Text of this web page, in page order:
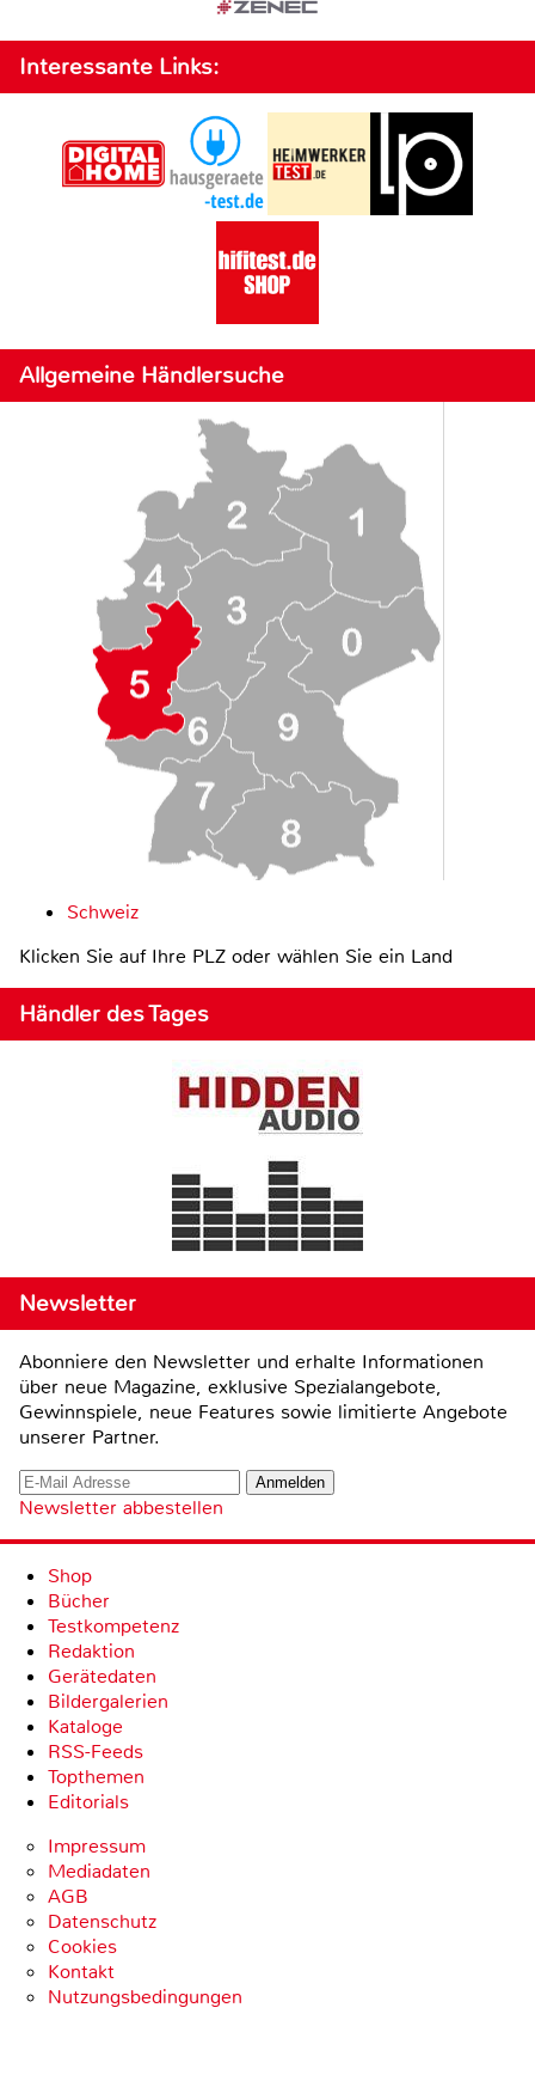
Interessante Links:
Allgemeine Händlersuche
Schweiz
Klicken Sie auf Ihre PLZ oder wählen Sie ein Land
Händler des Tages
Newsletter
Abonniere den Newsletter und erhalte Informationen
über neue Magazine, exklusive Spezialangebote,
Gewinnspiele, neue Features sowie limitierte Angebote
unserer Partner.
Newsletter abbestellen
Shop
Bücher
Testkompetenz
Redaktion
Gerätedaten
Bildergalerien
Kataloge
RSS-Feeds
Topthemen
Editorials
Impressum
Mediadaten
AGB
Datenschutz
Cookies
Kontakt
Nutzungsbedingungen